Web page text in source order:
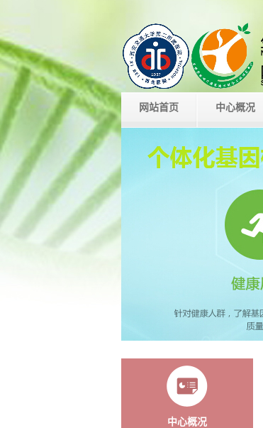
网站首页 中心概况
中心概况